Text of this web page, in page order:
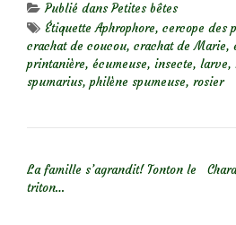
Publié dansPetites bêtes
ÉtiquetteAphrophore, cercope des
crachat de coucou, crachat de Marie,
printanière, écumeuse, insecte, larve,
spumarius, philène spumeuse, rosier
La famille s’agrandit! Tonton le
triton…